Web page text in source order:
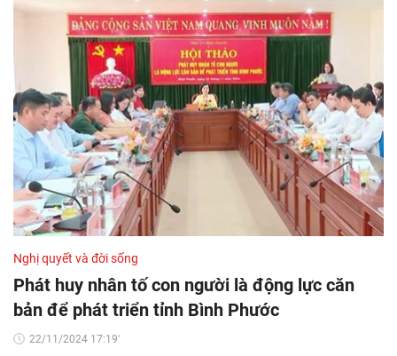
Nghị quyết và đời sống
Phát huy nhân tố con người là động lực căn
bản để phát triển tỉnh Bình Phước
22/11/2024 17:19'